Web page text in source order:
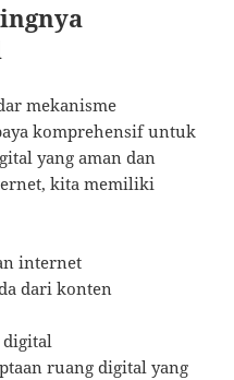
mekanisme
komprehensif untuk
yang aman dan
kita memiliki
internet
dari konten
digital
ruang digital yang